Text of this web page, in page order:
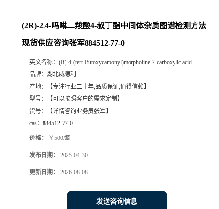
(2R)-2,4-吗啉二羧酸4-叔丁酯中间体杂质图谱检测方法
现货供应咨询张军884512-77-0
英文名称： (R)-4-(tert-Butoxycarbonyl)morpholine-2-carboxylic acid
品牌： 湖北威德利
产地：
【专注行业二十年,品质保证,值得信赖】
型号：
【可以按照客户的需求定制】
货号：
【详情咨询业务员张军】
cas： 884512-77-0
价格： ￥500/瓶
发布日期： 2025-04-30
更新日期： 2026-08-08
发送咨询信息